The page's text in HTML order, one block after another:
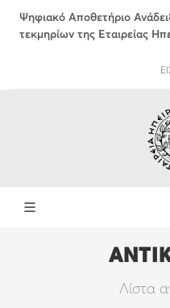
Ψηφιακό Αποθετήριο
τεκμηρίων της Εταιρείας
Λίστα